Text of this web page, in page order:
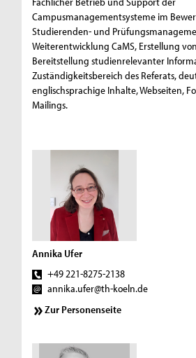
Campusmanagementsysteme im
Studierenden- und
Weiterentwicklung CaMS, Erstellung
Bereitstellung studienrelevanter
Zuständigkeitsbereich des Referats,
englischsprachige Inhalte, Webseiten,
Mailings.
Annika Ufer
+49 221-8275-2138
annika.ufer@th-koeln.de
Zur Personenseite